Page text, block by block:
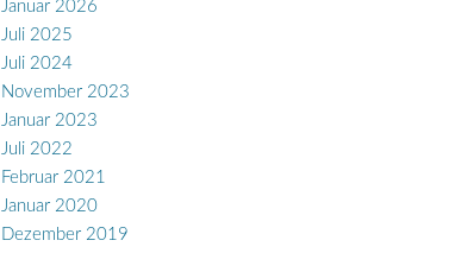
Januar 2026
Juli 2025
Juli 2024
November 2023
Januar 2023
Juli 2022
Februar 2021
Januar 2020
Dezember 2019